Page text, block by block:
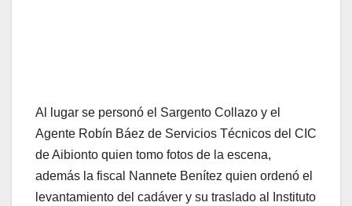
Al lugar se personó el Sargento Collazo y el
Agente Robín Báez de Servicios Técnicos del CIC
de Aibionto quien tomo fotos de la escena,
además la fiscal Nannete Benítez quien ordenó el
levantamiento del cadáver y su traslado al Instituto